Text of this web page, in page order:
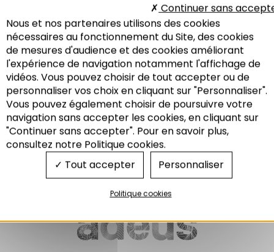
Recherche
Charte Haguenovienne
d’Amélioration architecturale,
de Renouvellement urbain et
de Transition
Environnementale
07/2021
Nous et nos partenaires utilisons des cookies
nécessaires au fonctionnement du Site, des cookies
de mesures d'audience et des cookies améliorant
l'expérience de navigation notamment l'affichage de
vidéos. Vous pouvez choisir de tout accepter ou de
personnaliser vos choix en cliquant sur "Personnaliser".
Vous pouvez également choisir de poursuivre votre
navigation sans accepter les cookies, en cliquant sur
"Continuer sans accepter". Pour en savoir plus,
consultez notre Politique cookies.
Tout accepter
Continuer sans
Personnaliser
Politique cookies